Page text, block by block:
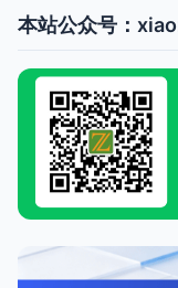
本站公众号：